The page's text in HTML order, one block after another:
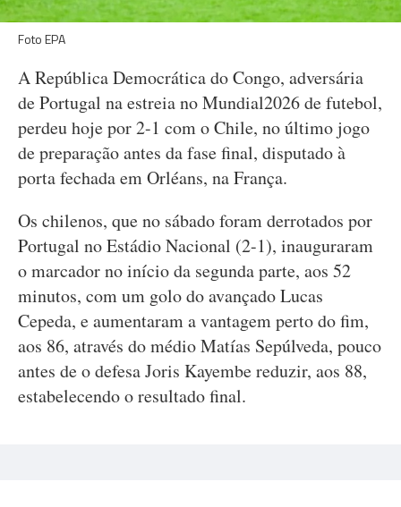
Foto EPA
A República Democrática do Congo, adversária
de Portugal na estreia no Mundial2026 de futebol,
perdeu hoje por 2-1 com o Chile, no último jogo
de preparação antes da fase final, disputado à
porta fechada em Orléans, na França.
Os chilenos, que no sábado foram derrotados por
Portugal no Estádio Nacional (2-1), inauguraram
o marcador no início da segunda parte, aos 52
minutos, com um golo do avançado Lucas
Cepeda, e aumentaram a vantagem perto do fim,
aos 86, através do médio Matías Sepúlveda, pouco
antes de o defesa Joris Kayembe reduzir, aos 88,
estabelecendo o resultado final.